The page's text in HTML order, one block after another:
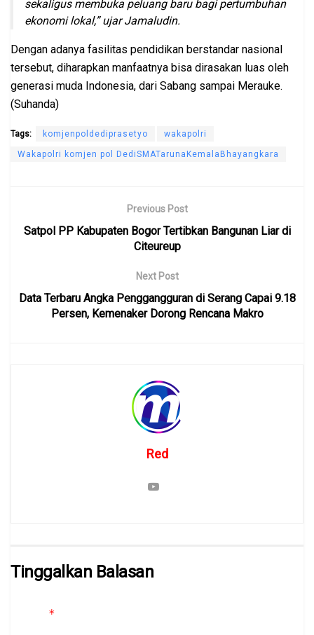
sekaligus membuka peluang baru bagi pertumbuhan
ekonomi lokal,” ujar Jamaludin.
Dengan adanya fasilitas pendidikan berstandar nasional
tersebut, diharapkan manfaatnya bisa dirasakan luas oleh
generasi muda Indonesia, dari Sabang sampai Merauke.
(Suhanda)
Tags: komjenpoldediprasetyo wakapolri
Wakapolri komjen pol DediSMATarunaKemalaBhayangkara
Previous Post
Satpol PP Kabupaten Bogor Tertibkan Bangunan Liar di
Citeureup
Next Post
Data Terbaru Angka Penggangguran di Serang Capai 9.18
Persen, Kemenaker Dorong Rencana Makro
Red
Tinggalkan Balasan
*